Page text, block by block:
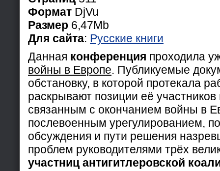
Формат DjVu
Размер 6,47Mb
Для сайта: Русские книги
Данная конференция проходила
войны в Европе. Публикуемые
обстановку, в которой протекала
раскрывают позиции её
связанным с окончанием войны в
послевоенным урегулированием,
обсуждения и пути решения
проблем руководителями трёх
участниц антигитлеровской